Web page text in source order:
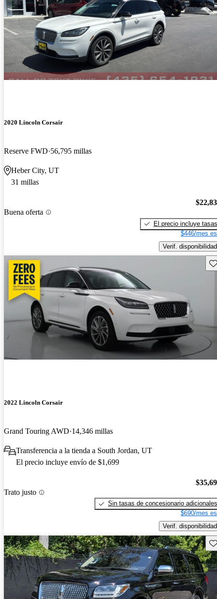
2020 Lincoln Corsair
Reserve FWD 56,795 millas
Heber City, UT
31 millas
Buena oferta
El precio incluye tasas
$446/mes
Verif. disponibilidad
2022 Lincoln Corsair
Grand Touring AWD 14,346 millas
Transferencia a la tienda a South Jordan, UT
El precio incluye envío de $1,699
Trato justo
Sin tasas de concesionario adicionales
$690/mes
Verif. disponibilidad